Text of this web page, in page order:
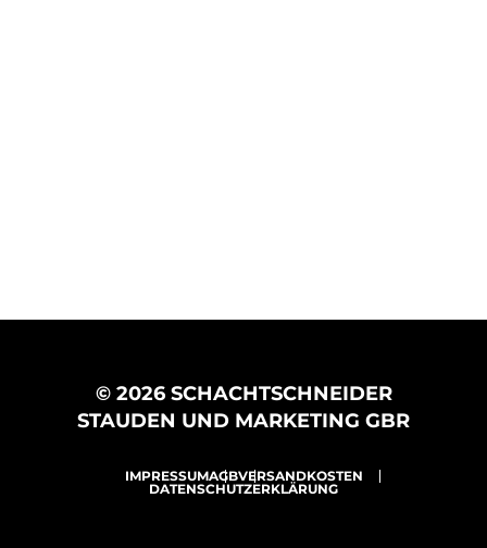
© 2026 SCHACHTSCHNEIDER
STAUDEN UND MARKETING GBR
IMPRESSUMAGBVERSANDKOSTEN
DATENSCHUTZERKLÄRUNG